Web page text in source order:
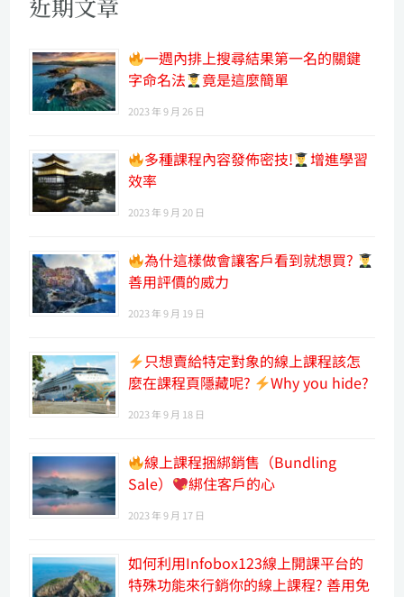
一週內排上搜尋結果第一名的關鍵
字命名法
竟是這麼簡單
2023 年 9 月 26 日
多種課程內容發佈密技!
增進學習
效率
2023 年 9 月 20 日
為什這樣做會讓客戶看到就想買?
善用評價的威力
2023 年 9 月 19 日
只想賣給特定對象的線上課程該怎
麼在課程頁隱藏呢?
Why you hide?
2023 年 9 月 18 日
線上課程捆綁銷售（Bundling
Sale）
綁住客戶的心
2023 年 9 月 17 日
如何利用Infobox123線上開課平台的
特殊功能來行銷你的線上課程? 善用免